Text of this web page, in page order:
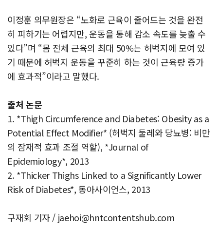
이정훈 의무원장은 “노화로 근육이 줄어드는 것을 완전
히 피하기는 어렵지만, 운동을 통해 감소 속도를 늦출 수
있다”며 “몸 전체 근육의 최대 50%는 허벅지에 모여 있
기 때문에 허벅지 운동을 꾸준히 하는 것이 근육량 증가
에 효과적”이라고 말했다.
출처 논문
1. *Thigh Circumference and Diabetes: Obesity as a
Potential Effect Modifier* (허벅지 둘레와 당뇨병: 비만
의 잠재적 효과 조절 역할), *Journal of
Epidemiology*, 2013
2. *Thicker Thighs Linked to a Significantly Lower
Risk of Diabetes*, 동아사이언스, 2013
구재회 기자 / jaehoi@hntcontentshub.com